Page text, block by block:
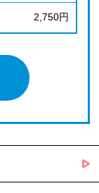
2,750円